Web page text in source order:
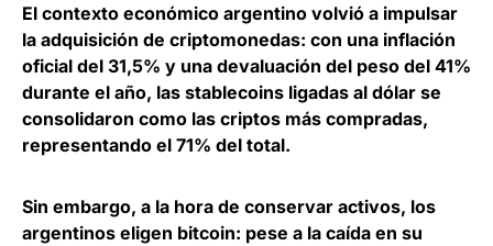
El contexto económico argentino volvió a impulsar
la adquisición de criptomonedas: con una inflación
oficial del 31,5% y una devaluación del peso del 41%
durante el año, las stablecoins ligadas al dólar se
consolidaron como las criptos más compradas,
representando el 71% del total.
Sin embargo, a la hora de conservar activos, los
argentinos eligen bitcoin: pese a la caída en su